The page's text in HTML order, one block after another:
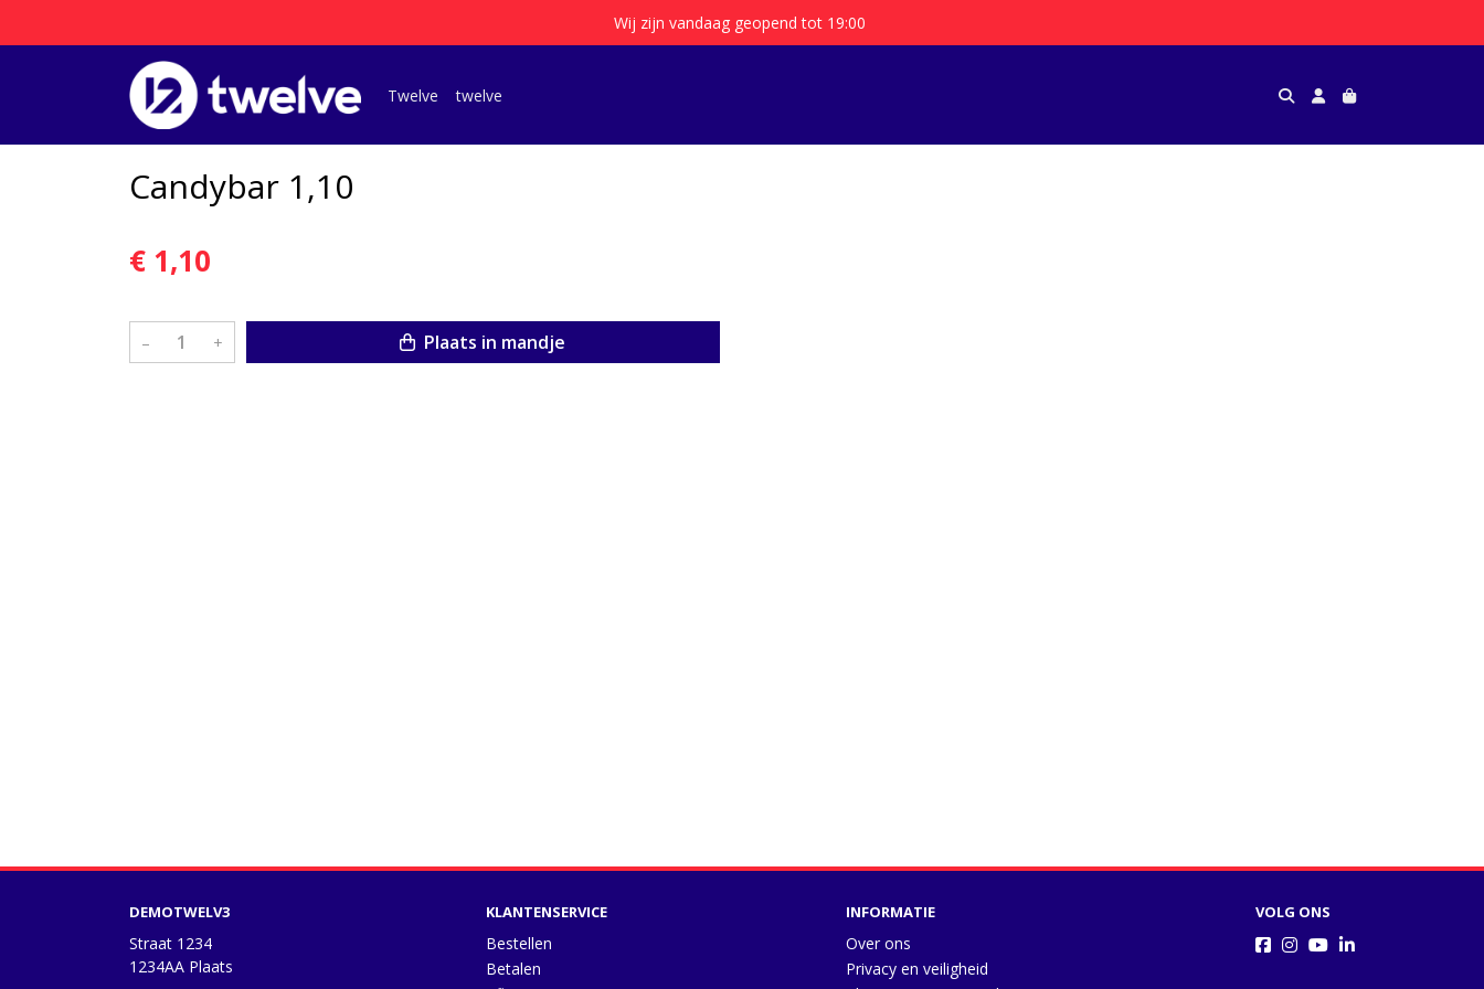
Wij zijn vandaag geopend tot 19:00
Twelve twelve
Candybar 1,10
€ 1,10
– + Plaats in mandje
DEMOTWELV3
Straat 1234
1234AA Plaats
KLANTENSERVICE
Bestellen
Betalen
INFORMATIE
Over ons
Privacy en veiligheid
VOLG ONS